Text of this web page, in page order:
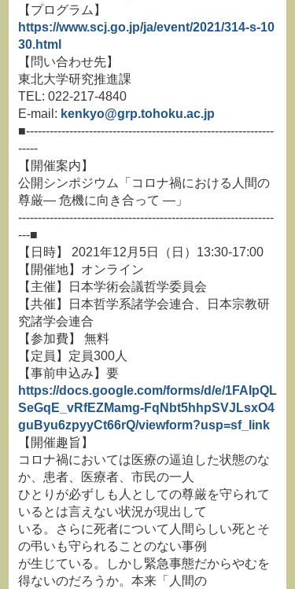
【プログラム】
https://www.scj.go.jp/ja/event/2021/314-s-10
30.html
【問い合わせ先】
東北大学研究推進課
TEL: 022-217-4840
E-mail: kenkyo@grp.tohoku.ac.jp
■---------------------------------------------------------------
-----
【開催案内】
公開シンポジウム「コロナ禍における人間の
尊厳― 危機に向き合って ―」
-----------------------------------------------------------------
---■
【日時】 2021年12月5日（日）13:30-17:00
【開催地】オンライン
【主催】日本学術会議哲学委員会
【共催】日本哲学系諸学会連合、日本宗教研
究諸学会連合
【参加費】 無料
【定員】定員300人
【事前申込み】要
https://docs.google.com/forms/d/e/1FAIpQL
SeGqE_vRfEZMamg-FqNbt5hhpSVJLsxO4
guByu6zpyyCt66rQ/viewform?usp=sf_link
【開催趣旨】
コロナ禍においては医療の逼迫した状態のな
か、患者、医療者、市民の一人
ひとりが必ずしも人としての尊厳を守られて
いるとは言えない状況が現出して
いる。さらに死者について人間らしい死とそ
の弔いも守られることのない事例
が生じている。しかし緊急事態だからやむを
得ないのだろうか。本来「人間の